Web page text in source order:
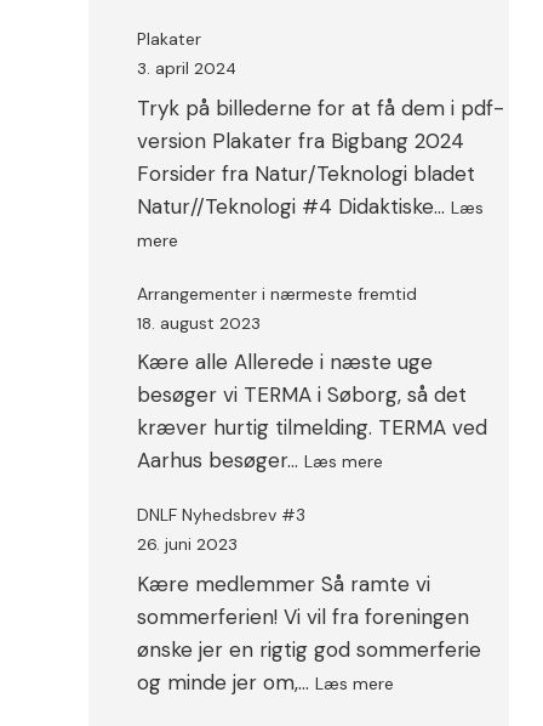
JANUAR
2025
Plakater
3. april 2024
Tryk på billederne for at få dem i pdf-
version Plakater fra Bigbang 2024
Forsider fra Natur/Teknologi bladet
Natur//Teknologi #4 Didaktiske… Læs
mere
Arrangementer i nærmeste fremtid
18. august 2023
Kære alle Allerede i næste uge
besøger vi TERMA i Søborg, så det
kræver hurtig tilmelding. TERMA ved
Aarhus besøger… Læs mere
DNLF Nyhedsbrev #3
26. juni 2023
Kære medlemmer Så ramte vi
sommerferien! Vi vil fra foreningen
ønske jer en rigtig god sommerferie
og minde jer om,… Læs mere